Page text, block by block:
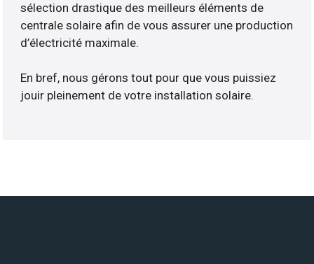
sélection drastique des meilleurs éléments de
centrale solaire afin de vous assurer une production
d’électricité maximale.
En bref, nous gérons tout pour que vous puissiez
jouir pleinement de votre installation solaire.